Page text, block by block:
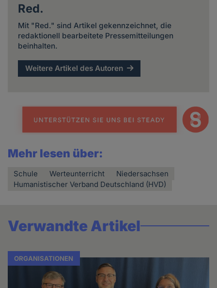
Red.
Mit "Red." sind Artikel gekennzeichnet, die
redaktionell bearbeitete Pressemitteilungen
beinhalten.
Weitere Artikel des Autoren
Mehr lesen über:
Schule Werteunterricht
Niedersachsen
Humanistischer Verband Deutschland (HVD)
Verwandte Artikel
ORGANISATIONEN